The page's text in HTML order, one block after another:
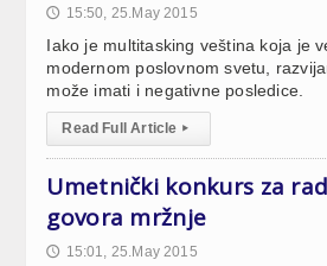
🕔 15:50, 25.May 2015
Iako je multitasking veština koja je
modernom poslovnom svetu,
može imati i negativne posledice.
Read Full Article ▸
Umetnički konkurs za
govora mržnje
🕔 15:01, 25.May 2015